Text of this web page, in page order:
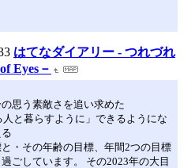
はてなダイアリー - つれづれ
Eyes－
思う素敵さを追い求めた
と暮らすように」できるようにな
・その年齢の目標、年間2つの目標
ごしています。 その2023年の大目